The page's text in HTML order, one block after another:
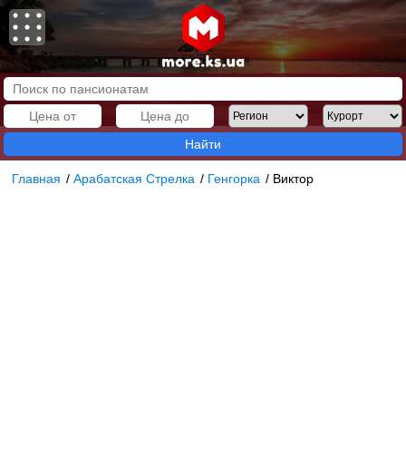
Найти
Главная /Арабатская Стрелка / Генгорка / Виктор